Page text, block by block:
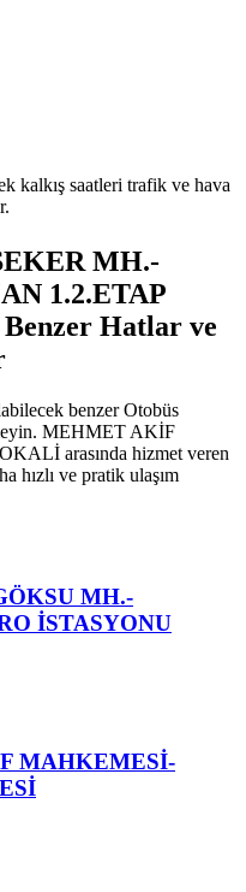
kalkış saatleri trafik ve hava
MH.-
1.2.ETAP
Hatlar ve
benzer Otobüs
MEHMET AKİF
arasında hizmet veren
hızlı ve pratik ulaşım
MH.-
İSTASYONU
MAHKEMESİ-